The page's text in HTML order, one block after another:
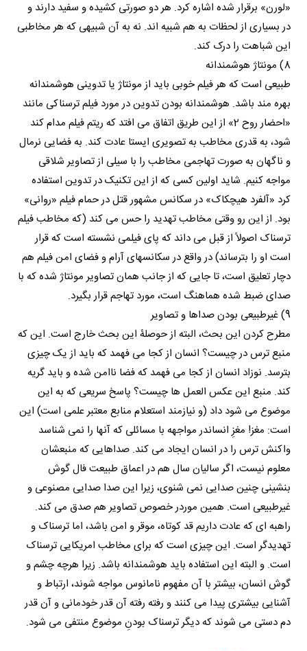
«لورن» برقرار شده اشاره کرد. هر دو صورتی کشیده و سفید دارند و
در بسیاری از لحظات به هم شبیه اند. نه به آن شبیهی که هر مخاطبی
این شباهت را درک کند.
8) مونتاژ هوشمندانه
طبیعی است که هر فیلم خوبی باید از مونتاژ یا تدوینی هوشمندانه
بهره مند باشد. هوشمندانه بودن تدوین در مورد فیلم ترسناکی مانند
«احضار روح 2» از این طریق اتفاق می افتد که ریتم فیلم مدام کند
شود، به قدری مخاطب به تصویری ایستا عادت کند. به فضایی نرمال
و ناگهان به صورت تهاجمی مخاطب را با سیلی از تصاویر شلاقی
مواجه کنیم. شاید اولین کسی که از این تکنیک در تدوین استفاده
کرد «آلفرد هیچکاک» در سکانس مشهور قتل در حمام فیلم «روانی»
بود. از این رو وقتی مخاطب تهدید را حس می کند (که مخاطب فیلم
ترسناک اصولاً از قبل می داند که پای فیلمی نشسته است که قرار
است او را بترساند) در واقع در سکانسهای آرام و فضای امن فیلم هم
دچار تعلیق است، تا جایی که از جانب همان تصاویر مونتاژ شده که با
صدای ضبط شده هماهنگ است، مورد تهاجم قرار بگیرد.
9) غیرطبیعی بودن صداها و تصاویر
مطرح کردن این بحث، البته از حوصلۀ این بحث خارج است. این که
منبع ترس در چیست؟ انسان از کجا می فهمد که باید از یک چیزی
بترسد. نوزاد انسان از کجا می فهمد که فضا ناامن شده و باید گریه
کند. منبع این عکس العمل ها چیست؟ پاسخ سریعی که به این
موضوع می شود داد (و نیازمند استعلام منابع معتبر علمی است) این
است: مغز! مغزِ انساندر مواجهه با مسائلی که آنها را نمی شناسد
واکنش ترس را در انسان ایجاد می کند. صداهایی که منبعشان
معلوم نیست، اگر سالیان سال هم در اعماق طبیعت فال گوش
بنشینی چنین صدایی نمی شنوی، زیرا این صدا صدایی مصنوعی و
غیرطبیعی است. همین موردر خصوص تصاویر هم صدق می کند.
راهبه ای که عادت داریم قد کوتاه، موقر و امن باشد، اما ترسناک و
تهدیدگر است. این چیزی است که برای مخاطب امریکایی ترسناک
است. و البته این استفاده باید هوشمندانه باشد. زیرا هرچه چشم و
گوش انسان، بیشتر با آن مفهوم نامانوس مواجه شوند، ارتباط و
آشنایی بیشتری پیدا می کنند و رفته رفته آن قدر خودمانی و آن قدر
دم دستی می شوند که دیگر ترسناک بودنِ موضوع منتفی می شود.